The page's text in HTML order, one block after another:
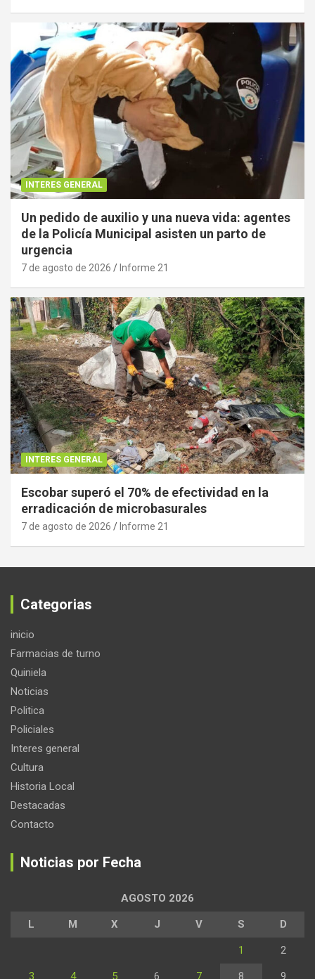
INTERES GENERAL
Un pedido de auxilio y una nueva vida: agentes
de la Policía Municipal asisten un parto de
urgencia
7 de agosto de 2026 Informe 21
INTERES GENERAL
Escobar superó el 70% de efectividad en la
erradicación de microbasurales
7 de agosto de 2026 Informe 21
Categorias
inicio
Farmacias de turno
Quiniela
Noticias
Politica
Policiales
Interes general
Cultura
Historia Local
Destacadas
Contacto
Noticias por Fecha
AGOSTO 2026
L M X J V S D
1 2
3 4 5 6 7 8 9